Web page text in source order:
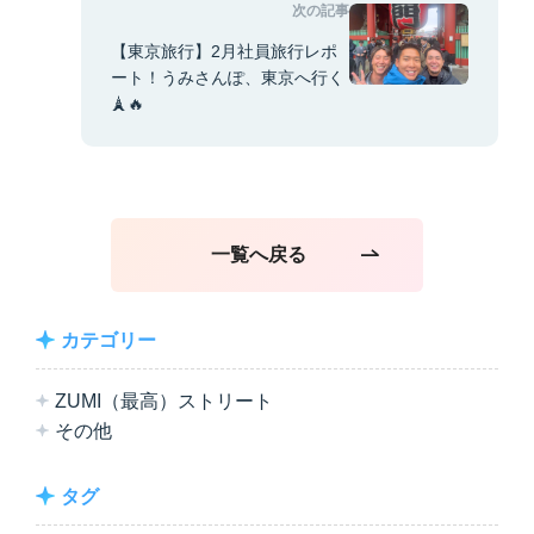
次の記事
【東京旅行】2月社員旅行レポ
ート！うみさんぽ、東京へ行く
🗼🔥
一覧へ戻る
カテゴリー
ZUMI（最高）ストリート
その他
タグ